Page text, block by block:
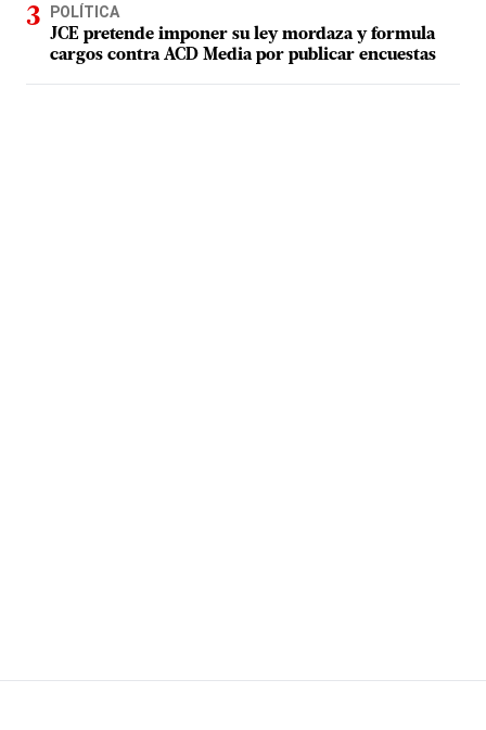
POLÍTICA
JCE pretende imponer su ley mordaza y formula
cargos contra ACD Media por publicar encuestas